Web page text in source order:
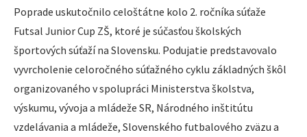
Poprade uskutočnilo celoštátne kolo 2. ročníka súťaže
Futsal Junior Cup ZŠ, ktoré je súčasťou školských
športových súťaží na Slovensku. Podujatie predstavovalo
vyvrcholenie celoročného súťažného cyklu základných škôl
organizovaného v spolupráci Ministerstva školstva,
výskumu, vývoja a mládeže SR, Národného inštitútu
vzdelávania a mládeže, Slovenského futbalového zväzu a